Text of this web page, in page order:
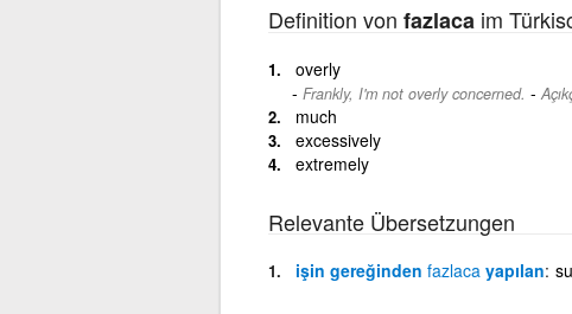
Definition von fazlaca im
overly
Frankly, I'm not overly concerned. -
much
excessively
extremely
Relevante Übersetzungen
işin gereğinden fazlaca yapılan